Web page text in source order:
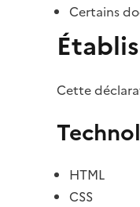
Certains
Cette
HTML
CSS